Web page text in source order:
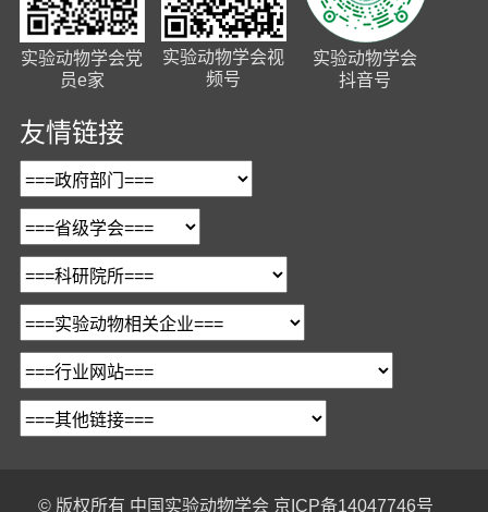
实验动物学会党
员e家
实验动物学会视
频号
实验动物学会
抖音号
友情链接
© 版权所有 中国实验动物学会 京ICP备14047746号